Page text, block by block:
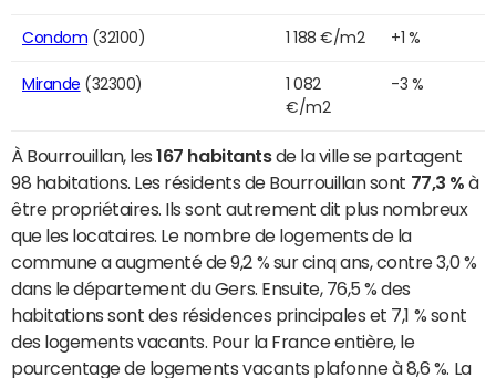
Condom (32100) 1 188 €/m2 +1 %
Mirande (32300)
1 082
€/m2
-3 %
À Bourrouillan, les167 habitantsde la ville se partagent
98 habitations. Les résidents de Bourrouillan sont 77,3 % à
être propriétaires. Ils sont autrement dit plus nombreux
que les locataires. Le nombre de logements de la
commune a augmenté de 9,2 % sur cinq ans, contre 3,0 %
dans le département du Gers. Ensuite, 76,5 % des
habitations sont des résidences principales et 7,1 % sont
des logements vacants. Pour la France entière, le
pourcentage de logements vacants plafonne à 8,6 %. La